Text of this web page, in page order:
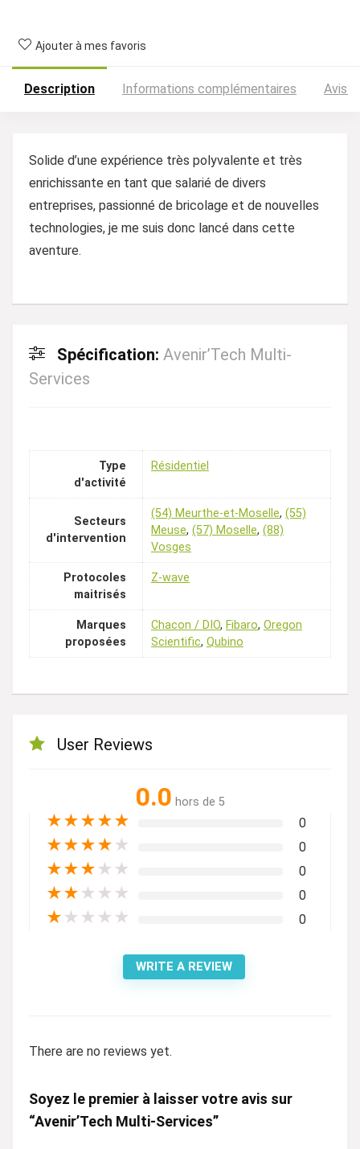
Ajouter à mes favoris
Description Informations complémentaires Avis
Solide d’une expérience très polyvalente et très
enrichissante en tant que salarié de divers
entreprises, passionné de bricolage et de nouvelles
technologies, je me suis donc lancé dans cette
aventure.
Spécification: Avenir’Tech Multi-
Services
Type
d'activité
Résidentiel
Secteurs
d'intervention
(54) Meurthe-et-Moselle, (55)
Meuse, (57) Moselle, (88)
Vosges
Protocoles
maitrisés
Z-wave
Marques
proposées
Chacon / DIO, Fibaro, Oregon
Scientific, Qubino
User Reviews
0.0 hors de 5
★★★★★ 0
★★★★ ★ 0
★★★ ★ ★ 0
★★ ★ ★ ★ 0
★ ★ ★ ★ ★ 0
WRITE A REVIEW
There are no reviews yet.
Soyez le premier à laisser votre avis sur
“Avenir’Tech Multi-Services”